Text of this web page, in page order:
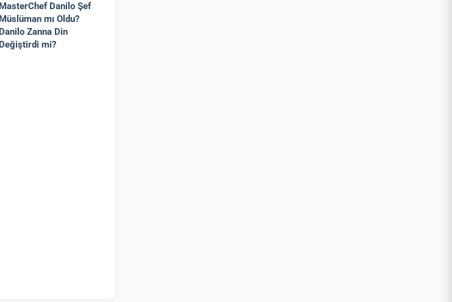
MasterChef Danilo Şef
Müslüman mı Oldu?
Danilo Zanna Din
Değiştirdi mi?